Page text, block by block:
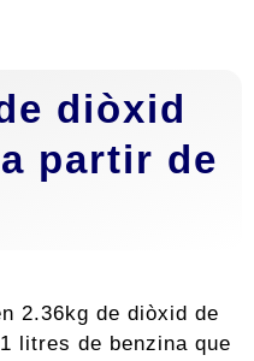
diòxid
partir de
2.36kg de diòxid de
litres de benzina que